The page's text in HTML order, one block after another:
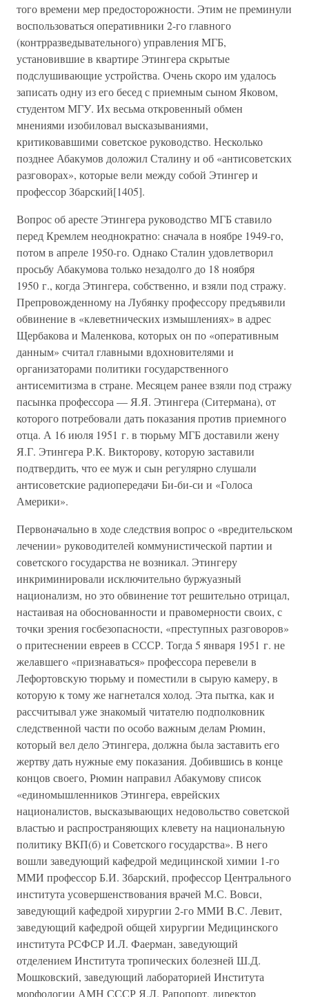
того времени мер предосторожности. Этим не преминули
воспользоваться оперативники 2-го главного
(контрразведывательного) управления МГБ,
установившие в квартире Этингера скрытые
подслушивающие устройства. Очень скоро им удалось
записать одну из его бесед с приемным сыном Яковом,
студентом МГУ. Их весьма откровенный обмен
мнениями изобиловал высказываниями,
критиковавшими советское руководство. Несколько
позднее Абакумов доложил Сталину и об «антисоветских
разговорах», которые вели между собой Этингер и
профессор Збарский[1405].
Вопрос об аресте Этингера руководство МГБ ставило
перед Кремлем неоднократно: сначала в ноябре 1949-го,
потом в апреле 1950-го. Однако Сталин удовлетворил
просьбу Абакумова только незадолго до 18 ноября
1950 г., когда Этингера, собственно, и взяли под стражу.
Препровожденному на Лубянку профессору предъявили
обвинение в «клеветнических измышлениях» в адрес
Щербакова и Маленкова, которых он по «оперативным
данным» считал главными вдохновителями и
организаторами политики государственного
антисемитизма в стране. Месяцем ранее взяли под стражу
пасынка профессора — Я.Я. Этингера (Ситермана), от
которого потребовали дать показания против приемного
отца. А 16 июля 1951 г. в тюрьму МГБ доставили жену
Я.Г. Этингера Р.К. Викторову, которую заставили
подтвердить, что ее муж и сын регулярно слушали
антисоветские радиопередачи Би-би-си и «Голоса
Америки».
Первоначально в ходе следствия вопрос о «вредительском
лечении» руководителей коммунистической партии и
советского государства не возникал. Этингеру
инкриминировали исключительно буржуазный
национализм, но это обвинение тот решительно отрицал,
настаивая на обоснованности и правомерности своих, с
точки зрения госбезопасности, «преступных разговоров»
о притеснении евреев в СССР. Тогда 5 января 1951 г. не
желавшего «признаваться» профессора перевели в
Лефортовскую тюрьму и поместили в сырую камеру, в
которую к тому же нагнетался холод. Эта пытка, как и
рассчитывал уже знакомый читателю подполковник
следственной части по особо важным делам Рюмин,
который вел дело Этингера, должна была заставить его
жертву дать нужные ему показания. Добившись в конце
концов своего, Рюмин направил Абакумову список
«единомышленников Этингера, еврейских
националистов, высказывающих недовольство советской
властью и распространяющих клевету на национальную
политику ВКП(б) и Советского государства». В него
вошли заведующий кафедрой медицинской химии 1-го
ММИ профессор Б.И. Збарский, профессор Центрального
института усовершенствования врачей М.С. Вовси,
заведующий кафедрой хирургии 2-го ММИ B.C. Левит,
заведующий кафедрой общей хирургии Медицинского
института РСФСР И.Л. Фаерман, заведующий
отделением Института тропических болезней Ш.Д.
Мошковский, заведующий лабораторией Института
морфологии АМН СССР Я.Л. Рапопорт, директор